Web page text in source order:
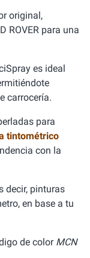
original,
ROVER para una
es ideal
carrocería.
para
tintométrico
con la
decir, pinturas
en base a tu
de color MCN